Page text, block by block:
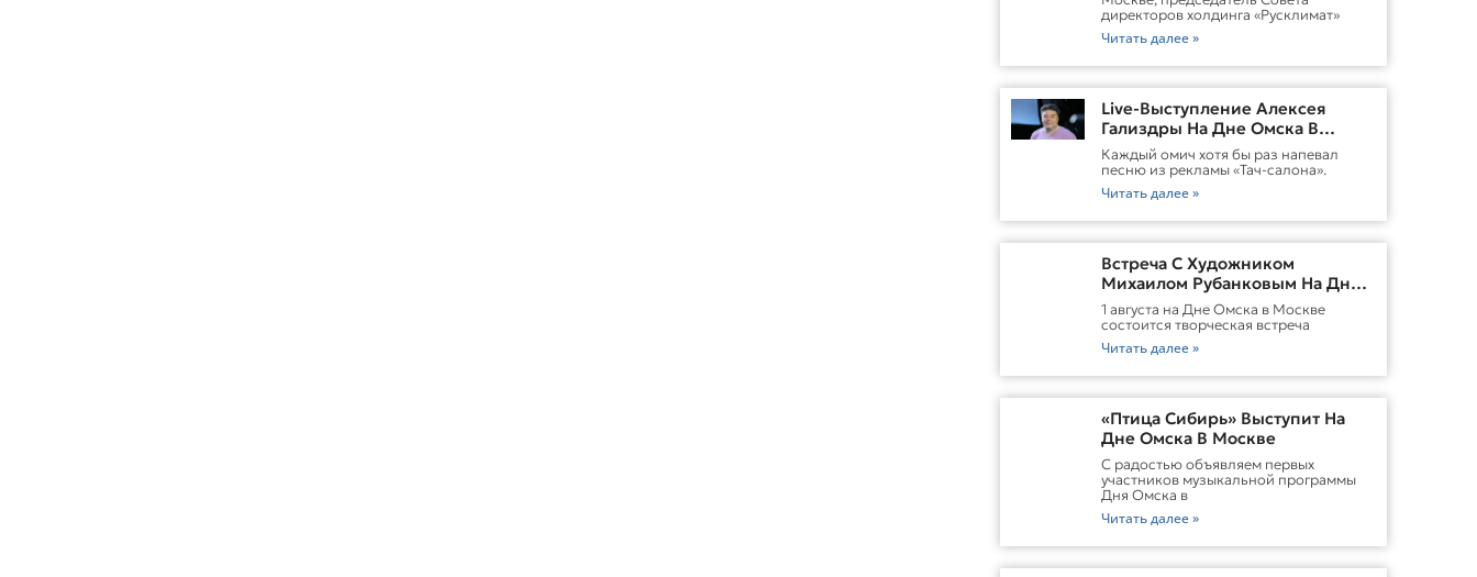
директоров холдинга «Русклимат»
Читать далее »
Live-Выступление Алексея
Гализдры На Дне Омска В
Москве
Каждый омич хотя бы раз напевал
песню из рекламы «Тач-салона».
Читать далее »
Встреча С Художником
Михаилом Рубанковым На Дне
Омска В Москве
1 августа на Дне Омска в Москве
состоится творческая встреча
Читать далее »
«Птица Сибирь» Выступит На
Дне Омска В Москве
С радостью объявляем первых
участников музыкальной программы
Дня Омска в
Читать далее »